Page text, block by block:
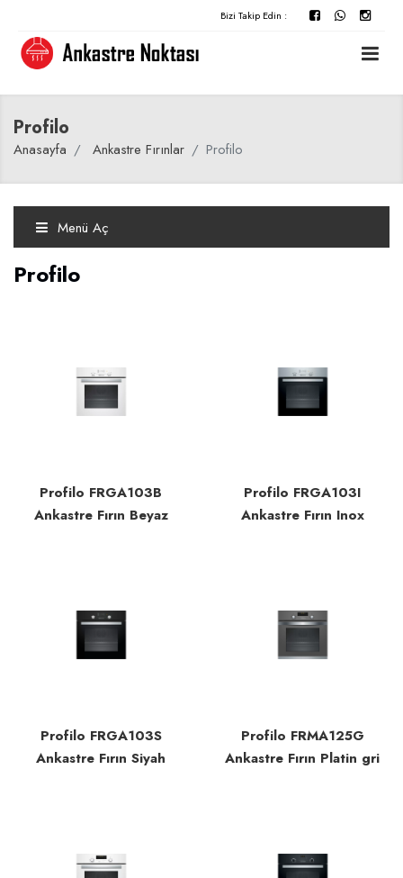
Bizi Takip Edin :
Profilo
Anasayfa Ankastre Fırınlar Profilo
Menü Aç
Profilo
Profilo FRGA103B
Ankastre Fırın Beyaz
Profilo FRGA103I
Ankastre Fırın Inox
Profilo FRGA103S
Ankastre Fırın Siyah
Profilo FRMA125G
Ankastre Fırın Platin gri